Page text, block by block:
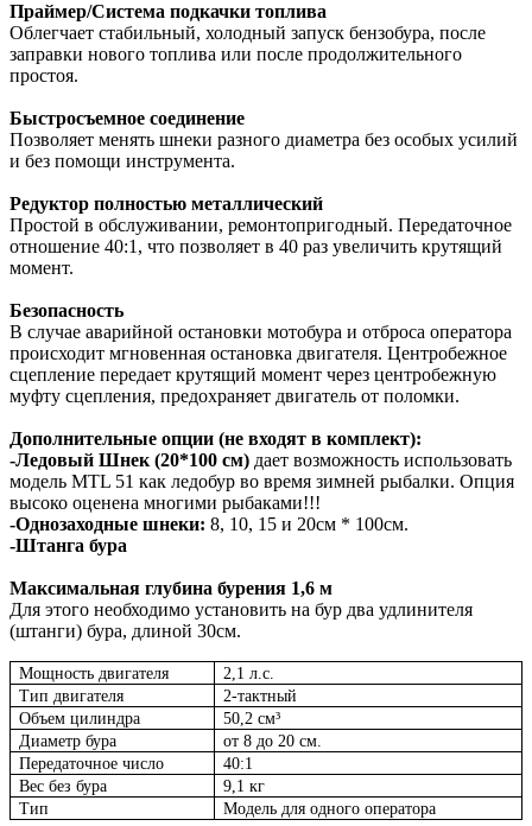
Праймер/Система подкачки топлива
Облегчает стабильный, холодный запуск бензобура, после
заправки нового топлива или после продолжительного
простоя.
Быстросъемное соединение
Позволяет менять шнеки разного диаметра без особых усилий
и без помощи инструмента.
Редуктор полностью металлический
Простой в обслуживании, ремонтопригодный. Передаточное
отношение 40:1, что позволяет в 40 раз увеличить крутящий
момент.
Безопасность
В случае аварийной остановки мотобура и отброса оператора
происходит мгновенная остановка двигателя. Центробежное
сцепление передает крутящий момент через центробежную
муфту сцепления, предохраняет двигатель от поломки.
Дополнительные опции (не входят в комплект):
-Ледовый Шнек (20*100 см) дает возможность использовать
модель MTL 51 как ледобур во время зимней рыбалки. Опция
высоко оценена многими рыбаками!!!
-Однозаходные шнеки: 8, 10, 15 и 20см * 100см.
-Штанга бура
Максимальная глубина бурения 1,6 м
Для этого необходимо установить на бур два удлинителя
(штанги) бура, длиной 30см.
Мощность двигателя
2,1 л.с.
Тип двигателя
2-тактный
Объем цилиндра
50,2 см³
Диаметр бура
от 8 до 20 см.
Передаточное число
40:1
Вес без бура
9,1 кг
Тип
Модель для одного оператора